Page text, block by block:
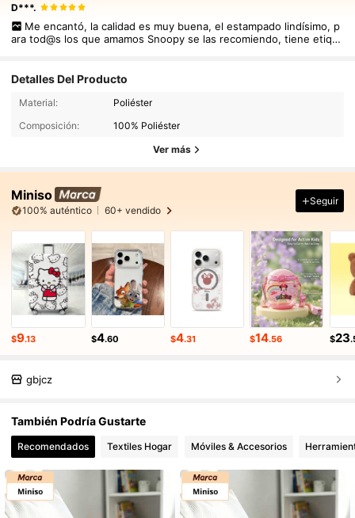
D***.
Me encantó, la calidad es muy buena, el estampado lindísimo, p
ara tod@s los que amamos Snoopy se las recomiendo, tiene etiqu
Detalles Del Producto
Material:
Poliéster
Composición:
100% Poliéster
Ver más
Miniso
100% auténtico 60+ vendido
Seguir
$9.13 $4.60 $4.31 $14.56 $23
gbjcz
También Podría Gustarte
Recomendados Textiles Hogar Móviles & Accesorios